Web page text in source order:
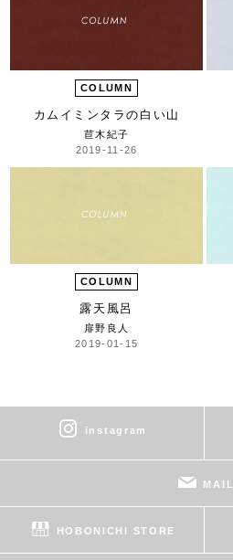
COLUMN
カムイミンタラの白い山
苣木紀子
2019-11-26
COLUMN
露天風呂
扉野良人
2019-01-15
instagram
MAIL
HOBONICHI STORE